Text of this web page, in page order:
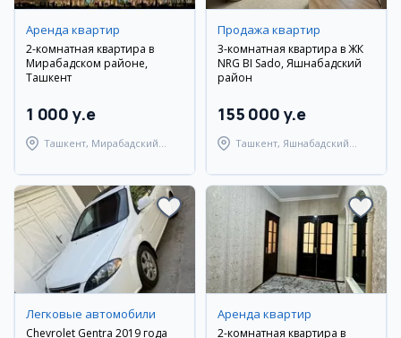
Аренда квартир
2-комнатная квартира в
Мирабадском районе,
Ташкент
1 000 y.e
Ташкент, Мирабадский
Продажа квартир
3-комнатная квартира в ЖК
NRG BI Sado, Яшнабадский
район
155 000 y.e
Ташкент, Яшнабадский
Легковые автомобили
Chevrolet Gentra 2019 года
Аренда квартир
2-комнатная квартира в